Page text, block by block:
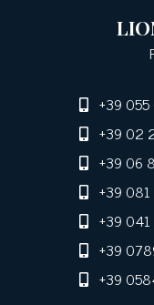
+39
+39 02
+39 06
+39
+39
+39
+39